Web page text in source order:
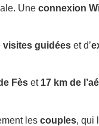
Une connexion
visites guidées et d’
Fès et 17 km de
les couples, qui